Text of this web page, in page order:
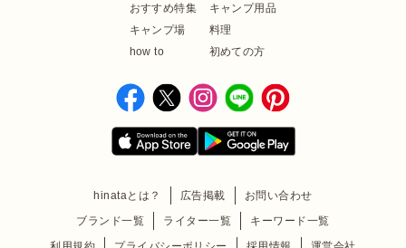
おすすめ特集
キャンプ用品
キャンプ場
料理
how to
初めての方
hinataとは？ 広告掲載
お問い合わせ
ブランド一覧
ライター一覧
キーワード一覧